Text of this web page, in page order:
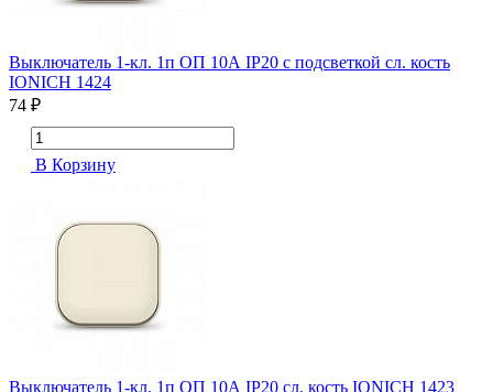
Выключатель 1-кл. 1п ОП 10А IP20 с подсветкой сл. кость
IONICH 1424
74 ₽
В Корзину
Выключатель 1-кл. 1п ОП 10А IP20 сл. кость IONICH 1423